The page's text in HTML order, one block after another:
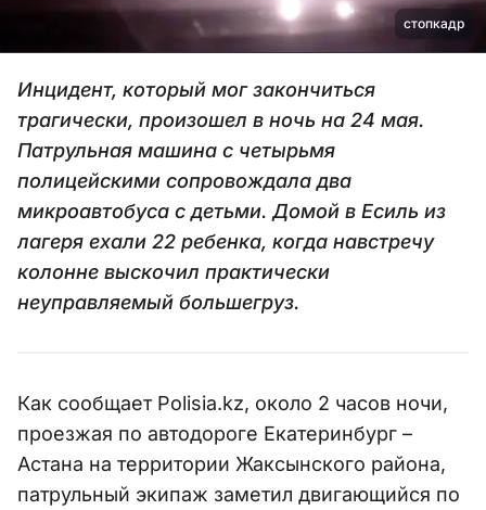
стопкадр
Инцидент, который мог закончиться
трагически, произошел в ночь на 24 мая.
Патрульная машина с четырьмя
полицейскими сопровождала два
микроавтобуса с детьми. Домой в Есиль из
лагеря ехали 22 ребенка, когда навстречу
колонне выскочил практически
неуправляемый большегруз.
Как сообщает Polisia.kz, около 2 часов ночи,
проезжая по автодороге Екатеринбург –
Астана на территории Жаксынского района,
патрульный экипаж заметил двигающийся по